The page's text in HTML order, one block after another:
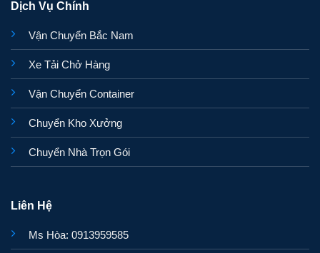
Dịch Vụ Chính
Vận Chuyển Bắc Nam
Xe Tải Chở Hàng
Vận Chuyển Container
Chuyển Kho Xưởng
Chuyển Nhà Trọn Gói
Liên Hệ
Ms Hòa: 0913959585